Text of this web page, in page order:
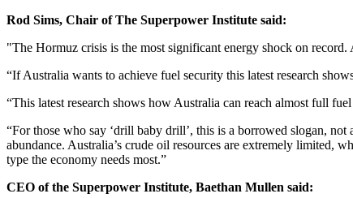
Rod Sims, Chair of The Superpower Institute said:​​​​‌ ‍ ​‍​‍‌‍ ‌ ​‍‌‍‍‌‌‍‌ ‌‍‍‌‌‍ ‍​‍​‍​ ‍‍​‍​‍‌ ​ ‌‍​‌‌‍ ‍‌‍‍‌‌ ‌​‌ ‍‌​‍ ‍‌‍‍‌‌‍ ​‍​‍​‍ ​​‍​‍‌‍‍​‌ ​‍‌‍‌‌‌‍‌‍​‍​‍​ ‍‍​‍​‍‌‍‍​‌ ‌​‌ ‌​‌ ​​​ ‍‍​‍ ​‍ ‌‍ ​‌‍ ‌‍​ ‌‍​‌‌‍ ​‌‍‍​‌‍ ‌ ​ ‌ ‌​​ ‍‍​ ​ ​ ​ ​ ​ ​ ​ ​‍ ‌‍‍‌‌‍ ‍‌ ‌​‌‍‌‌‌‍ ‍‌ ‌​​‍ ‌‍‌‌‌‍‌​‌‍‍‌‌ ‌​​‍ ‌‍ ‌‌‍ ‌‍‌​‌‍‌‌​ ‌‌ ​​‌ ​‍‌‍‌‌‌ ​ ‌‍‌‌‌‍ ‍‌ ‌​‌‍​‌‌ ‌​‌‍‍‌‌‍ ‌‍ ‍​ ‍ ‌‍‍‌‌‍‌​​ ‌​ ​‌‌‍​ ​ ‍‌‌‍​‌​ ‌ ​ ‌‌​ ‌​​ ​‌​‍ ‌‌‍‌‌‌‍​ ‌‍‌‌​ ​‌​‍ ‌​ ‌​​ ‍‌‌‍‌‍‌‍‌‌​‍ ‌‌‍​‌‌‍‌‌​ ‌‌​ ‌ ​‍ ‌‌‍​ ​ ‌‍‌‍​ ​ ‍​‌‍‌​​ ‌‌​ ​‍​ ​ ​ ‍‌​ ​‌​ ​‌​ ​‌​ ‍ ‌ ‌​‌ ‍‌‌ ​​‌‍‌‌​ ‌‌‍ ‍‌‍‌‌‌ ‌ ‌ ​ ​ ‍ ‌ ​​‌‍​‌‌ ‌​‌‍‍​​ ‌‌‍​ ‌‍ ‌‍ ‍‌ ‌​‌‍‌‌‌‍ ‍‌ ‌​​‍‌‌​ ‌‌‌​​‍‌‌ ‌‍‍ ‌‍‌‌‌ ‍‌​‍‌‌​ ​ ‌​‌​​‍‌‌​ ​ ‌​‌​​‍‌‌​ ​‍​ ​‍​ ‍​‌‍​ ‌‍​ ​ ‌​‌‍‌‌​ ​‍​ ‍‌​ ‍​‌‍​ ​ ‌ ​ ​​​ ‍‌​‍‌‌​ ​‍​ ​‍​‍‌‌​ ‌‌‌​‌​​‍ ‍‌‍​ ‌‍‍​‌‍‍‌‌‍ ​‌‍‌​‌ ​‍‌‍‌‌‌‍ ‍​‍‌‌​ ‌‌‌​​‍‌‌ ‌‍‍ ‌‍‌‌‌ ‍‌​‍‌‌​ ​ ‌​‌​​‍‌‌​ ​ ‌​‌​​‍‌‌​ ​‍​ ​‍​ ​ ​ ​ ‌‍‌‌​ ‍​​ ‌ ​ ​ ​ ‍​​ ​‌​ ‌ ​ ​‍​ ‌‍‌‍​‍​‍‌‌​ ​‍​ ​‍​‍‌‌​ ‌‌‌​‌​​‍ ‍‌ ‌​‌‍‌‌‌ ‍​‌ ‌​​ ‌‍​‍‌‍​‌‌ ​ ‌‍‌‌‌‌‌‌‌ ​‍‌‍ ​​ ‌‌‍‍​‌ ‌​‌ ‌​‌ ​​​‍‌‌​ ​ ‌​​‌​‍‌‌​ ​‍‌​‌‍​‍‌‌​ ​‍‌​‌‍‌‍ ​‌‍ ‌‍​ ‌‍​‌‌‍ ​‌‍‍​‌‍ ‌ ​ ‌ ‌​​‍‌‌​ ​ ‌​​‌​ ​ ​ ​ ​ ​ ​ ​ ​‍‌‍‌‍‍‌‌‍‌​​ ‌​ ​‌‌‍​ ​ ‍‌‌‍​‌​ ‌ ​ ‌‌​ ‌​​ ​‌​‍ ‌‌‍‌‌‌‍​ ‌‍‌‌​ ​‌​‍ ‌​ ‌​​ ‍‌‌‍‌‍‌‍‌‌​‍ ‌‌‍​‌‌‍‌‌​ ‌‌​ ‌ ​‍ ‌‌‍​ ​ ‌‍‌‍​ ​ ‍​‌‍‌​​ ‌‌​ ​‍​ ​ ​ ‍‌​ ​‌​ ​‌​ ​‌​‍‌‍‌ ‌​‌ ‍‌‌ ​​‌‍‌‌​ ‌‌‍ ‍‌‍‌‌‌ ‌ ‌ ​ ​‍‌‍‌ ​​‌‍​‌‌ ‌​‌‍‍​​ ‌‌‍​ ‌‍ ‌‍ ‍‌ ‌​‌‍‌‌‌‍ ‍‌ ‌​​‍‌‌​ ‌‌‌​​‍‌‌ ‌‍‍ ‌‍‌‌‌ ‍‌​‍‌‌​ ​ ‌​‌​​‍‌‌​ ​ ‌​‌​​‍‌‌​ ​‍​ ​‍​ ‍​‌‍​ ‌‍​ ​ ‌​‌‍‌‌​ ​‍​ ‍‌​ ‍​‌‍​ ​ ‌ ​ ​​​ ‍‌​‍‌‌​ ​‍​ ​‍​‍‌‌​ ‌‌‌​‌​​‍ ‍‌‍​ ‌‍‍​‌‍‍‌‌‍ ​‌‍‌​‌ ​‍‌‍‌‌‌‍ ‍​‍‌‌​ ‌‌‌​​‍‌‌ ‌‍‍ ‌‍‌‌‌ ‍‌​‍‌‌​ ​ ‌​‌​​‍‌‌​ ​ ‌​‌​​‍‌‌​ ​‍​ ​‍​ ​ ​ ​ ‌‍‌‌​ ‍​​ ‌ ​ ​ ​ ‍​​ ​‌​ ‌ ​ ​‍​ ‌‍‌‍​‍​‍‌‌​ ​‍​ ​‍​‍‌‌​ ‌‌‌​‌​​‍ ‍‌ ‌​‌‍‌‌‌ ‍​‌ ‌​​‍‌‍‌ ​​‌‍‌‌‌ ​‍‌ ​ ‌ ​​‌‍‌‌‌‍​ ‌ ‌​‌‍‍‌‌ ‌‍‌‍‌‌​ ‌‌ ​​‌ ‌‌‌‍​‍‌‍ ​‌‍‍‌‌ ​ ‌‍‍​‌‍‌‌‌‍‌​​‍​‍‌ ‌
"The Hormuz crisis is the most significant energy shock on record. Australia now has the incentive, the capability and clearly the technology to
“If Australia wants to achieve fuel security this latest research shows there is only one path forward. We no longer have to be held
“This latest research shows how Australia can reach almost full fuel security by 2040 if we follow an achievable and cost effective
“For those who say ‘drill baby drill’, this is a borrowed slogan,
abundance. Australia’s crude oil resources are extremely limited,
type the economy needs most.”​​​​‌ ‍ ​‍​‍‌‍ ‌ ​‍‌‍‍‌‌‍‌ ‌‍‍‌‌‍ ‍​‍​‍​ ‍‍​‍​‍‌ ​ ‌‍​‌‌‍ ‍‌‍‍‌‌ ‌​‌ ‍‌​‍ ‍‌‍‍‌‌‍ ​‍​‍​‍ ​​‍​‍‌‍‍​‌ ​‍‌‍‌‌‌‍‌‍​‍​‍​ ‍‍​‍​‍‌‍‍​‌ ‌​‌ ‌​‌ ​​​ ‍‍​‍ ​‍ ‌‍ ​‌‍ ‌‍​ ‌‍​‌‌‍ ​‌‍‍​‌‍ ‌ ​ ‌ ‌​​ ‍‍​ ​ ​ ​ ​ ​ ​ ​ ​‍ ‌‍‍‌‌‍ ‍‌ ‌​‌‍‌‌‌‍ ‍‌ ‌​​‍ ‌‍‌‌‌‍‌​‌‍‍‌‌ ‌​​‍ ‌‍ ‌‌‍ ‌‍‌​‌‍‌‌​ ‌‌ ​​‌ ​‍‌‍‌‌‌ ​ ‌‍‌‌‌‍ ‍‌ ‌​‌‍​‌‌ ‌​‌‍‍‌‌‍ ‌‍ ‍​ ‍ ‌‍‍‌‌‍‌​​ ‌​ ​‌‌‍​ ​ ‍‌‌‍​‌​ ‌ ​ ‌‌​ ‌​​ ​‌​‍ ‌‌‍‌‌‌‍​ ‌‍‌‌​ ​‌​‍ ‌​ ‌​​ ‍‌‌‍‌‍‌‍‌‌​‍ ‌‌‍​‌‌‍‌‌​ ‌‌​ ‌ ​‍ ‌‌‍​ ​ ‌‍‌‍​ ​ ‍​‌‍‌​​ ‌‌​ ​‍​ ​ ​ ‍‌​ ​‌​ ​‌​ ​‌​ ‍ ‌ ‌​‌ ‍‌‌ ​​‌‍‌‌​ ‌‌‍ ‍‌‍‌‌‌ ‌ ‌ ​ ​ ‍ ‌ ​​‌‍​‌‌ ‌​‌‍‍​​ ‌‌‍​ ‌‍ ‌‍ ‍‌ ‌​‌‍‌‌‌‍ ‍‌ ‌​​‍‌‌​ ‌‌‌​​‍‌‌ ‌‍‍ ‌‍‌‌‌ ‍‌​‍‌‌​ ​ ‌​‌​​‍‌‌​ ​ ‌​‌​​‍‌‌​ ​‍​ ​‍​ ​‍​ ​ ​ ​ ‌‍​‍​ ​​​ ‌‌​ ‍​​ ‍​​ ‌​‌‍‌​​ ​​​ ‌ ​‍‌‌​ ​‍​ ​‍​‍‌‌​ ‌‌‌​‌​​‍ ‍‌‍​ ‌‍‍​‌‍‍‌‌‍ ​‌‍‌​‌ ​‍‌‍‌‌‌‍ ‍​‍‌‌​ ‌‌‌​​‍‌‌ ‌‍‍ ‌‍‌‌‌ ‍‌​‍‌‌​ ​ ‌​‌​​‍‌‌​ ​ ‌​‌​​‍‌‌​ ​‍​ ​‍‌‍​‍​ ‍‌​ ‌​​ ​‍​ ‌ ‌‍​‍​ ​‍​ ‌​​ ​​‌‍​‍​ ‌‌​ ‌ ​‍‌‌​ ​‍​ ​‍​‍‌‌​ ‌‌‌​‌​​‍ ‍‌ ‌​‌‍‌‌‌ ‍​‌ ‌​​ ‌‍​‍‌‍​‌‌ ​ ‌‍‌‌‌‌‌‌‌ ​‍‌‍ ​​ ‌‌‍‍​‌ ‌​‌ ‌​‌ ​​​‍‌‌​ ​ ‌​​‌​‍‌‌​ ​‍‌​‌‍​‍‌‌​ ​‍‌​‌‍‌‍ ​‌‍ ‌‍​ ‌‍​‌‌‍ ​‌‍‍​‌‍ ‌ ​ ‌ ‌​​‍‌‌​ ​ ‌​​‌​ ​ ​ ​ ​ ​ ​ ​ ​‍‌‍‌‍‍‌‌‍‌​​ ‌​ ​‌‌‍​ ​ ‍‌‌‍​‌​ ‌ ​ ‌‌​ ‌​​ ​‌​‍ ‌‌‍‌‌‌‍​ ‌‍‌‌​ ​‌​‍ ‌​ ‌​​ ‍‌‌‍‌‍‌‍‌‌​‍ ‌‌‍​‌‌‍‌‌​ ‌‌​ ‌ ​‍ ‌‌‍​ ​ ‌‍‌‍​ ​ ‍​‌‍‌​​ ‌‌​ ​‍​ ​ ​ ‍‌​ ​‌​ ​‌​ ​‌​‍‌‍‌ ‌​‌ ‍‌‌ ​​‌‍‌‌​ ‌‌‍ ‍‌‍‌‌‌ ‌ ‌ ​ ​‍‌‍‌ ​​‌‍​‌‌ ‌​‌‍‍​​ ‌‌‍​ ‌‍ ‌‍ ‍‌ ‌​‌‍‌‌‌‍ ‍‌ ‌​​‍‌‌​ ‌‌‌​​‍‌‌ ‌‍‍ ‌‍‌‌‌ ‍‌​‍‌‌​ ​ ‌​‌​​‍‌‌​ ​ ‌​‌​​‍‌‌​ ​‍​ ​‍​ ​‍​ ​ ​ ​ ‌‍​‍​ ​​​ ‌‌​ ‍​​ ‍​​ ‌​‌‍‌​​ ​​​ ‌ ​‍‌‌​ ​‍​ ​‍​‍‌‌​ ‌‌‌​‌​​‍ ‍‌‍​ ‌‍‍​‌‍‍‌‌‍ ​‌‍‌​‌ ​‍‌‍‌‌‌‍ ‍​‍‌‌​ ‌‌‌​​‍‌‌ ‌‍‍ ‌‍‌‌‌ ‍‌​‍‌‌​ ​ ‌​‌​​‍‌‌​ ​ ‌​‌​​‍‌‌​ ​‍​ ​‍‌‍​‍​ ‍‌​ ‌​​ ​‍​ ‌ ‌‍​‍​ ​‍​ ‌​​ ​​‌‍​‍​ ‌‌​ ‌ ​‍‌‌​ ​‍​ ​‍​‍‌‌​ ‌‌‌​‌​​‍ ‍‌ ‌​‌‍‌‌‌ ‍​‌ ‌​​‍‌‍‌ ​​‌‍‌‌‌ ​‍‌ ​ ‌ ​​‌‍‌‌‌‍​ ‌ ‌​‌‍‍‌‌ ‌‍‌‍‌‌​ ‌‌ ​​‌ ‌‌‌‍​‍‌‍ ​‌‍‍‌‌ ​ ‌‍‍​‌‍‌‌‌‍‌​​‍​‍‌ ‌
CEO of the Superpower Institute, Baethan Mullen said:​​​​‌ ‍ ​‍​‍‌‍ ‌ ​‍‌‍‍‌‌‍‌ ‌‍‍‌‌‍ ‍​‍​‍​ ‍‍​‍​‍‌ ​ ‌‍​‌‌‍ ‍‌‍‍‌‌ ‌​‌ ‍‌​‍ ‍‌‍‍‌‌‍ ​‍​‍​‍ ​​‍​‍‌‍‍​‌ ​‍‌‍‌‌‌‍‌‍​‍​‍​ ‍‍​‍​‍‌‍‍​‌ ‌​‌ ‌​‌ ​​​ ‍‍​‍ ​‍ ‌‍ ​‌‍ ‌‍​ ‌‍​‌‌‍ ​‌‍‍​‌‍ ‌ ​ ‌ ‌​​ ‍‍​ ​ ​ ​ ​ ​ ​ ​ ​‍ ‌‍‍‌‌‍ ‍‌ ‌​‌‍‌‌‌‍ ‍‌ ‌​​‍ ‌‍‌‌‌‍‌​‌‍‍‌‌ ‌​​‍ ‌‍ ‌‌‍ ‌‍‌​‌‍‌‌​ ‌‌ ​​‌ ​‍‌‍‌‌‌ ​ ‌‍‌‌‌‍ ‍‌ ‌​‌‍​‌‌ ‌​‌‍‍‌‌‍ ‌‍ ‍​ ‍ ‌‍‍‌‌‍‌​​ ‌​ ​‌‌‍​ ​ ‍‌‌‍​‌​ ‌ ​ ‌‌​ ‌​​ ​‌​‍ ‌‌‍‌‌‌‍​ ‌‍‌‌​ ​‌​‍ ‌​ ‌​​ ‍‌‌‍‌‍‌‍‌‌​‍ ‌‌‍​‌‌‍‌‌​ ‌‌​ ‌ ​‍ ‌‌‍​ ​ ‌‍‌‍​ ​ ‍​‌‍‌​​ ‌‌​ ​‍​ ​ ​ ‍‌​ ​‌​ ​‌​ ​‌​ ‍ ‌ ‌​‌ ‍‌‌ ​​‌‍‌‌​ ‌‌‍ ‍‌‍‌‌‌ ‌ ‌ ​ ​ ‍ ‌ ​​‌‍​‌‌ ‌​‌‍‍​​ ‌‌‍​ ‌‍ ‌‍ ‍‌ ‌​‌‍‌‌‌‍ ‍‌ ‌​​‍‌‌​ ‌‌‌​​‍‌‌ ‌‍‍ ‌‍‌‌‌ ‍‌​‍‌‌​ ​ ‌​‌​​‍‌‌​ ​ ‌​‌​​‍‌‌​ ​‍​ ​‍​ ​‌‌‍‌​​ ​‌​ ​‌‌‍​‍​ ‌​​ ‌‌​ ‌​​ ​‍‌‍​‌​ ‍​​ ‌ ​‍‌‌​ ​‍​ ​‍​‍‌‌​ ‌‌‌​‌​​‍ ‍‌‍​ ‌‍‍​‌‍‍‌‌‍ ​‌‍‌​‌ ​‍‌‍‌‌‌‍ ‍​‍‌‌​ ‌‌‌​​‍‌‌ ‌‍‍ ‌‍‌‌‌ ‍‌​‍‌‌​ ​ ‌​‌​​‍‌‌​ ​ ‌​‌​​‍‌‌​ ​‍​ ​‍​ ‌​​ ‌‌​ ‌‌​ ‌‍​ ‍‌‌‍​‍​ ​ ​ ​​​ ​ ‌‍‌‌​ ‌‍​ ‌‌​‍‌‌​ ​‍​ ​‍​‍‌‌​ ‌‌‌​‌​​‍ ‍‌ ‌​‌‍‌‌‌ ‍​‌ ‌​​ ‌‍​‍‌‍​‌‌ ​ ‌‍‌‌‌‌‌‌‌ ​‍‌‍ ​​ ‌‌‍‍​‌ ‌​‌ ‌​‌ ​​​‍‌‌​ ​ ‌​​‌​‍‌‌​ ​‍‌​‌‍​‍‌‌​ ​‍‌​‌‍‌‍ ​‌‍ ‌‍​ ‌‍​‌‌‍ ​‌‍‍​‌‍ ‌ ​ ‌ ‌​​‍‌‌​ ​ ‌​​‌​ ​ ​ ​ ​ ​ ​ ​ ​‍‌‍‌‍‍‌‌‍‌​​ ‌​ ​‌‌‍​ ​ ‍‌‌‍​‌​ ‌ ​ ‌‌​ ‌​​ ​‌​‍ ‌‌‍‌‌‌‍​ ‌‍‌‌​ ​‌​‍ ‌​ ‌​​ ‍‌‌‍‌‍‌‍‌‌​‍ ‌‌‍​‌‌‍‌‌​ ‌‌​ ‌ ​‍ ‌‌‍​ ​ ‌‍‌‍​ ​ ‍​‌‍‌​​ ‌‌​ ​‍​ ​ ​ ‍‌​ ​‌​ ​‌​ ​‌​‍‌‍‌ ‌​‌ ‍‌‌ ​​‌‍‌‌​ ‌‌‍ ‍‌‍‌‌‌ ‌ ‌ ​ ​‍‌‍‌ ​​‌‍​‌‌ ‌​‌‍‍​​ ‌‌‍​ ‌‍ ‌‍ ‍‌ ‌​‌‍‌‌‌‍ ‍‌ ‌​​‍‌‌​ ‌‌‌​​‍‌‌ ‌‍‍ ‌‍‌‌‌ ‍‌​‍‌‌​ ​ ‌​‌​​‍‌‌​ ​ ‌​‌​​‍‌‌​ ​‍​ ​‍​ ​‌‌‍‌​​ ​‌​ ​‌‌‍​‍​ ‌​​ ‌‌​ ‌​​ ​‍‌‍​‌​ ‍​​ ‌ ​‍‌‌​ ​‍​ ​‍​‍‌‌​ ‌‌‌​‌​​‍ ‍‌‍​ ‌‍‍​‌‍‍‌‌‍ ​‌‍‌​‌ ​‍‌‍‌‌‌‍ ‍​‍‌‌​ ‌‌‌​​‍‌‌ ‌‍‍ ‌‍‌‌‌ ‍‌​‍‌‌​ ​ ‌​‌​​‍‌‌​ ​ ‌​‌​​‍‌‌​ ​‍​ ​‍​ ‌​​ ‌‌​ ‌‌​ ‌‍​ ‍‌‌‍​‍​ ​ ​ ​​​ ​ ‌‍‌‌​ ‌‍​ ‌‌​‍‌‌​ ​‍​ ​‍​‍‌‌​ ‌‌‌​‌​​‍ ‍‌ ‌​‌‍‌‌‌ ‍​‌ ‌​​‍‌‍‌ ​​‌‍‌‌‌ ​‍‌ ​ ‌ ​​‌‍‌‌‌‍​ ‌ ‌​‌‍‍‌‌ ‌‍‌‍‌‌​ ‌‌ ​​‌ ‌‌‌‍​‍‌‍ ​‌‍‍‌‌ ​ ‌‍‍​‌‍‌‌‌‍‌​​‍​‍‌ ‌